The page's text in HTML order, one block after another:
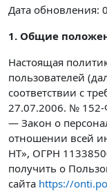
Дата обновления:
1. Общие
Настоящая
пользователей
соответствии с
27.07.2006. №
— Закон о
отношении всей
НТ», ОГРН
получить о
сайта https://